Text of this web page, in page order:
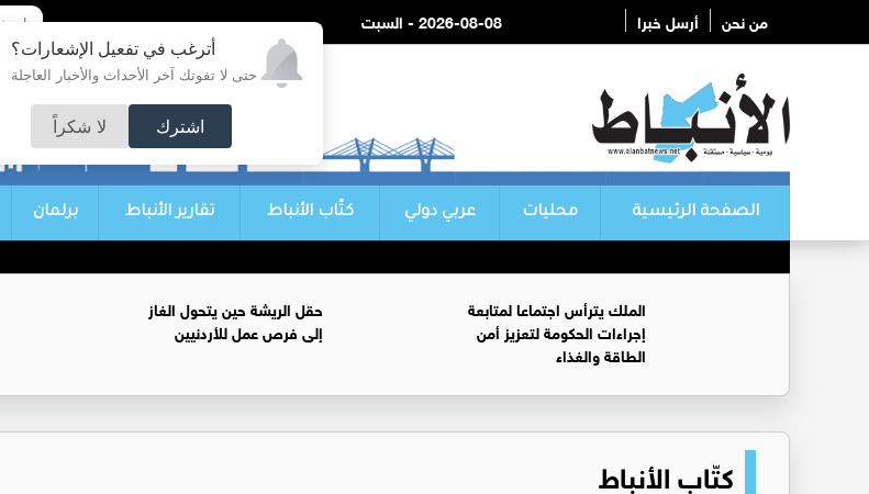
أترغب في تفعيل الإشعارات؟
حتى لا تفوتك آخر الأحداث والأخبار العاجلة
اشترك لا شكراً
من نحن أرسل خبرا 2026-08-08 - السبت
الصفحة الرئيسية محليات عربي دولي كتّاب الأنباط تقارير الأنباط برلمان
الملك يترأس اجتماعا لمتابعة
إجراءات الحكومة لتعزيز أمن
الطاقة والغذاء
حقل الريشة حين يتحول الغاز
إلى فرص عمل للأردنيين
كتّاب الأنباط